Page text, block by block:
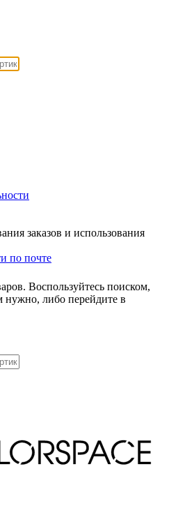
заказов и использования
по почте
Воспользуйтесь поиском,
нужно, либо перейдите в